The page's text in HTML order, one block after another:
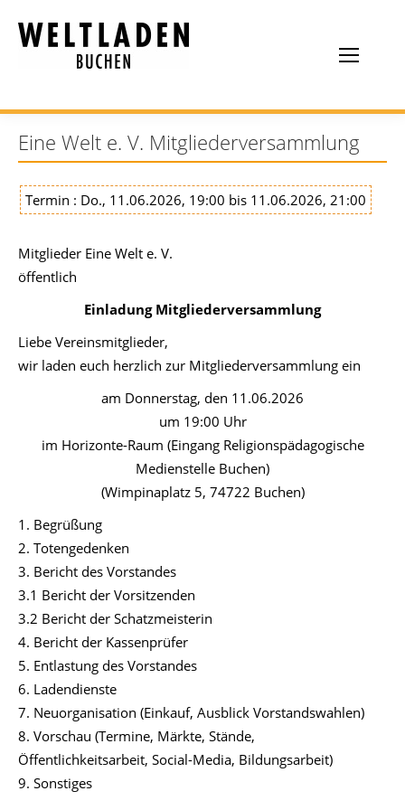
Eine Welt e. V. Mitgliederversammlung
Termin : Do., 11.06.2026, 19:00 bis 11.06.2026, 21:00
Mitglieder Eine Welt e. V.
öffentlich
Einladung Mitgliederversammlung
Liebe Vereinsmitglieder,
wir laden euch herzlich zur Mitgliederversammlung ein
am Donnerstag, den 11.06.2026
um 19:00 Uhr
im Horizonte-Raum (Eingang Religionspädagogische
Medienstelle Buchen)
(Wimpinaplatz 5, 74722 Buchen)
1. Begrüßung
2. Totengedenken
3. Bericht des Vorstandes
3.1 Bericht der Vorsitzenden
3.2 Bericht der Schatzmeisterin
4. Bericht der Kassenprüfer
5. Entlastung des Vorstandes
6. Ladendienste
7. Neuorganisation (Einkauf, Ausblick Vorstandswahlen)
8. Vorschau (Termine, Märkte, Stände,
Öffentlichkeitsarbeit, Social-Media, Bildungsarbeit)
9. Sonstiges